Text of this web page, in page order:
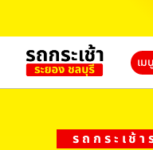
เมนู
รถกระเช้